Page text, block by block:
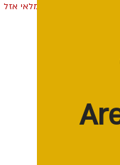
המלאי אזל